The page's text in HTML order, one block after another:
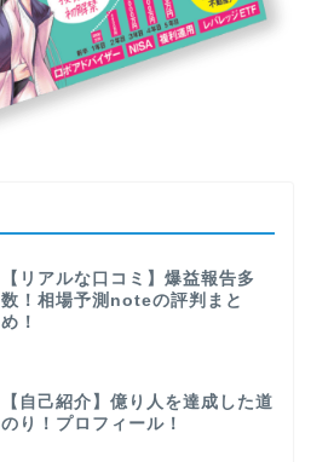
【リアルな口コミ】爆益報告多
数！相場予測noteの評判まと
め！
【自己紹介】億り人を達成した道
のり！プロフィール！